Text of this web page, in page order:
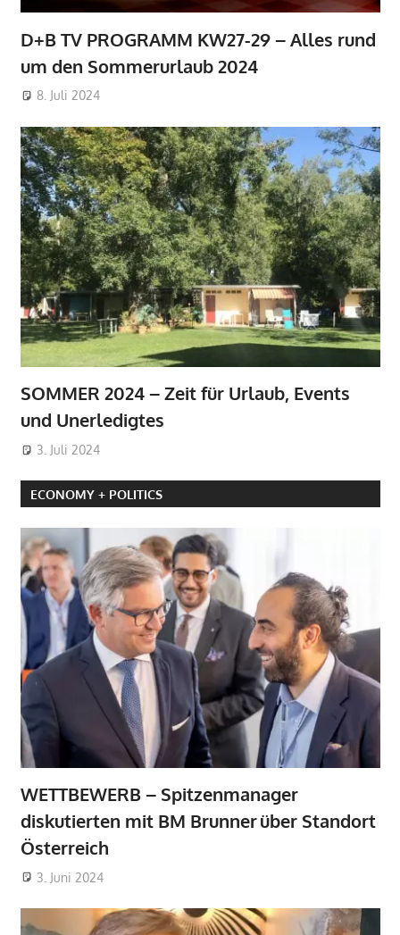
D+B TV PROGRAMM KW27-29 – Alles rund
um den Sommerurlaub 2024
8. Juli 2024
SOMMER 2024 – Zeit für Urlaub, Events
und Unerledigtes
3. Juli 2024
ECONOMY + POLITICS
WETTBEWERB – Spitzenmanager
diskutierten mit BM Brunner über Standort
Österreich
3. Juni 2024